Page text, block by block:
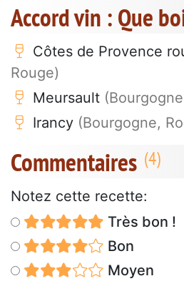
Accord vin : Que
Côtes de Provence
Rouge)
Meursault
Irancy (Bourgogne,
Commentaires
Notez cette recette:
Très bon !
Bon
Moyen